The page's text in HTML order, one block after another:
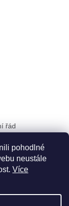
pohodlné
neustále
Více
řád
na stiahnutie